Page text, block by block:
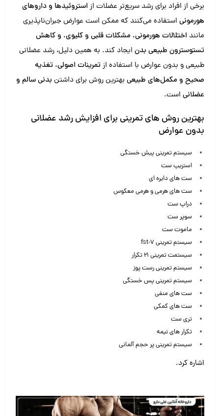
برخی از افراد برای رشد سریع‌تر عضلات از استروئیدها و داروهای
هورمونی استفاده می‌کنند که ممکن است عوارض جبران‌ناپذیری
مانند اختلالات هورمونی، مشکلات قلبی و کلیوی، و کاهش
تستوسترون طبیعی بدن ایجاد کند. به همین دلیل، رشد عضلانی
طبیعی و بدون عوارض با استفاده از تمرینات اصولی، تغذیه
صحیح و مکمل‌های طبیعی بهترین روش برای داشتن بدنی سالم و
عضلانی است.
بهترین روش های تمرینی برای افزایش رشد عضلانی
بدون عوارض
سیستم تمرینی پیش خستگی
استریپ ست
ست های دایره ای
ست های هرمی و هرمی معکوس
دراپ ست
سوپر ست
ماموت ست
سیستم تمرینی fst-7
سیستمت تمرینی ۲۱ تکرار
سیستم تمرینی رست پوز
سیستم تمرینی پس خستگی
ست های منفی
ست های کمکی
تری ست
تکرار های نیمه
سیستم تمرینی پر حجم آلمانی
اشاره کرد.